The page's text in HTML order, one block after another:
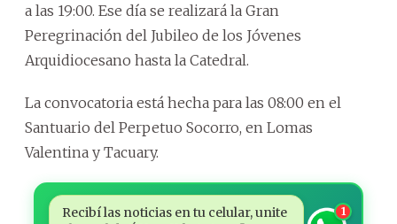
a las 19:00. Ese día se realizará la Gran
Peregrinación del Jubileo de los Jóvenes
Arquidiocesano hasta la Catedral.
La convocatoria está hecha para las 08:00 en el
Santuario del Perpetuo Socorro, en Lomas
Valentina y Tacuary.
Recibí las noticias en tu celular, unite
1